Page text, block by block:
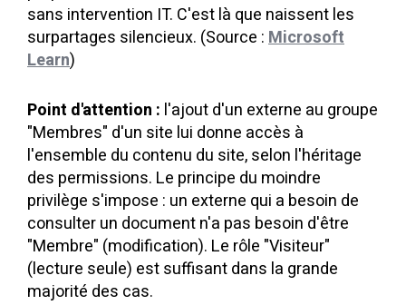
sans intervention IT. C'est là que naissent les
surpartages silencieux. (Source :Microsoft
Learn)
Point d'attention : l'ajout d'un externe au groupe
"Membres" d'un site lui donne accès à
l'ensemble du contenu du site, selon l'héritage
des permissions. Le principe du moindre
privilège s'impose : un externe qui a besoin de
consulter un document n'a pas besoin d'être
"Membre" (modification). Le rôle "Visiteur"
(lecture seule) est suffisant dans la grande
majorité des cas.